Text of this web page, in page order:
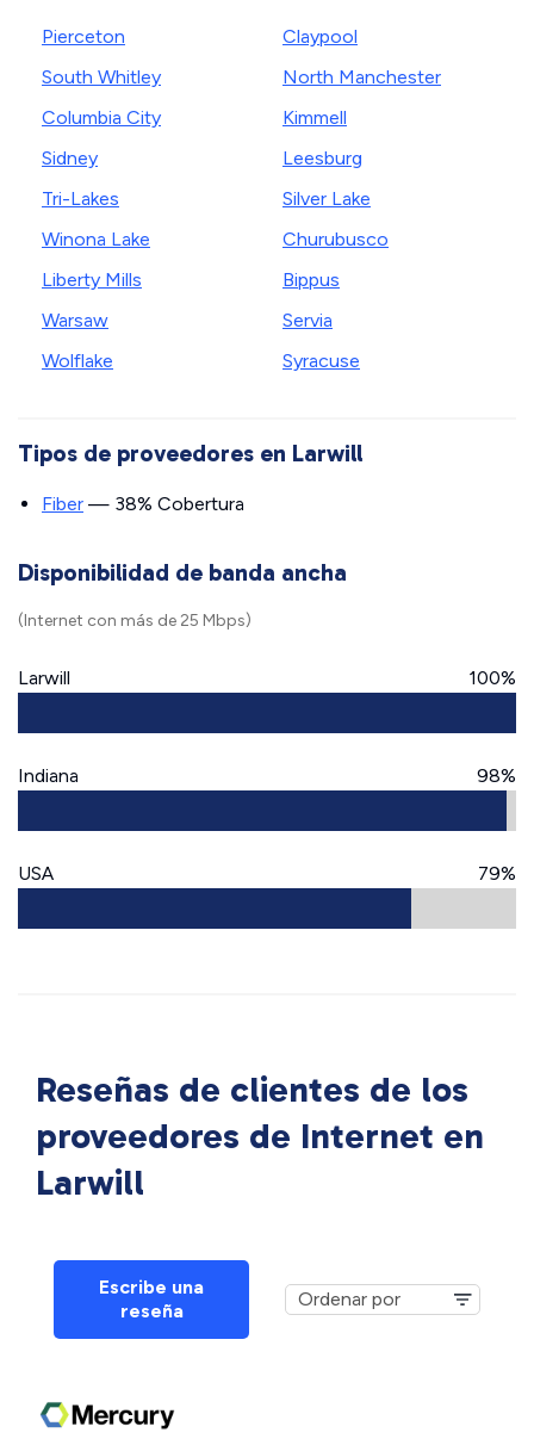
Pierceton
South Whitley
Columbia City
Sidney
Tri-Lakes
Winona Lake
Liberty Mills
Warsaw
Wolflake
Claypool
North Manchester
Kimmell
Leesburg
Silver Lake
Churubusco
Bippus
Servia
Syracuse
Tipos de proveedores en Larwill
Fiber — 38% Cobertura
Disponibilidad de banda ancha
(Internet con más de 25 Mbps)
Larwill 100%
Indiana 98%
USA 79%
Reseñas de clientes de los
proveedores de Internet en
Larwill
Escribe una
reseña